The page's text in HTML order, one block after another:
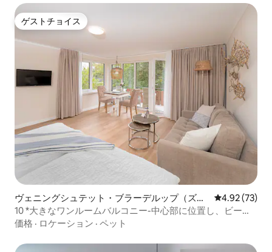
ゲストチョイス
ゲストチョイス
ヴェニングシュテット・ブラーデルップ（ズィ
ルト）のマンション・アパート
レビュー73
4.92 (73)
10 *大きなワンルームバルコニー-中心部に位置し、ビーチ
に近い
価格 · ロケーション · ペット